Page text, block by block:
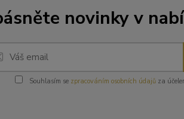
novinky v
Souhlasím se zpracováním osobních údajůza